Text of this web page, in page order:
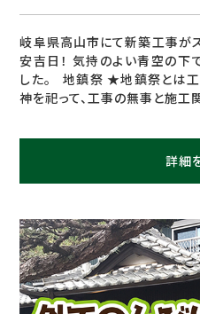
岐阜県高山市にて新築工事が
安吉日！ 気持のよい青空の下
した。 地鎮祭 ★地鎮祭とは工
神を祀って、工事の無事と施工
詳細